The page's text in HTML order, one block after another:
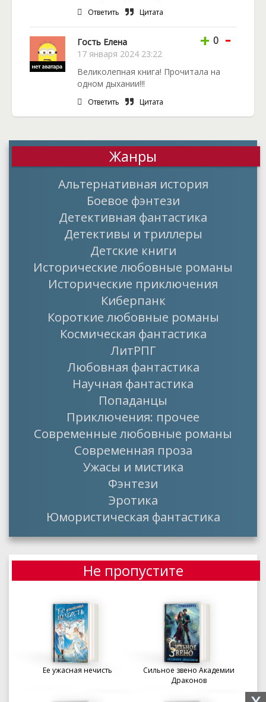
Ответить Цитата
Гость Елена
17 января 2024 23:22
+ 0 -
Великолепная книга! Прочитала на
одном дыхании!!!
Ответить Цитата
Жанры
Альтернативная история
Боевое фэнтези
Детективная фантастика
Детективы и триллеры
Детские книги
Исторические любовные романы
Исторические приключения
Киберпанк
Короткие любовные романы
Космическая фантастика
ЛитРПГ
Любовная фантастика
Научная фантастика
Попаданцы
Приключения: прочее
Современные любовные романы
Современная проза
Ужасы и мистика
Фэнтези
Эротика
Юмористическая фантастика
Не пропустите
Ее ужасная нечисть
Сильное звено Академии
Драконов